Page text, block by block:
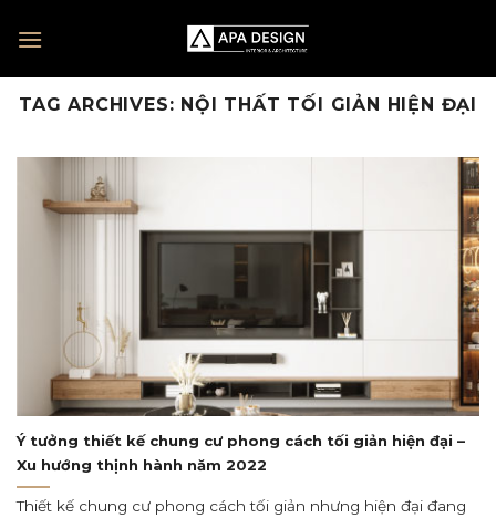
TAG ARCHIVES: NỘI THẤT TỐI GIẢN HIỆN ĐẠI
Ý tưởng thiết kế chung cư phong cách tối giản hiện đại –
Xu hướng thịnh hành năm 2022
Thiết kế chung cư phong cách tối giản nhưng hiện đại đang